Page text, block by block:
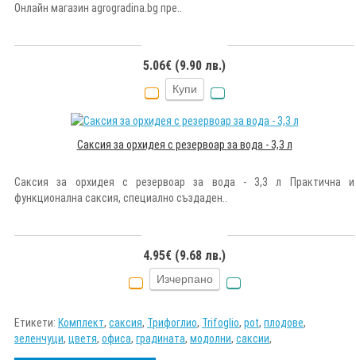
Онлайн магазин agrogradina.bg пре..
5.06€ (9.90 лв.)
Купи
Саксия за орхидея с резервоар за вода - 3,3 л
Саксия за орхидея с резервоар за вода - 3,3 л Практична и
функционална саксия, специално създаден..
4.95€ (9.68 лв.)
Изчерпано
Етикети: Комплект, саксия, Трифоглио, Trifoglio, pot, плодове,
зеленчуци, цветя, офиса, градината, модолни, саксии,